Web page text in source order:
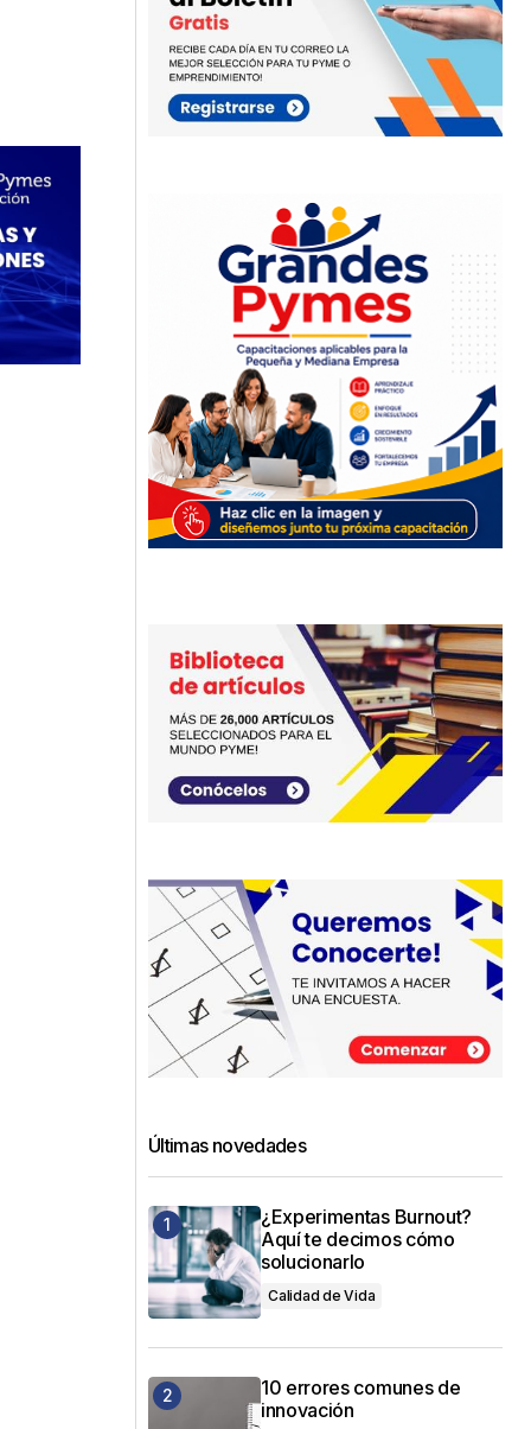
Últimas novedades
¿Experimentas Burnout?
Aquí te decimos cómo
solucionarlo
Calidad de Vida
10 errores comunes de
innovación